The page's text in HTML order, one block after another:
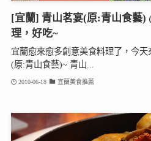
[宜蘭] 青山茗宴(原:青山食藝)
理，好吃~
宜蘭愈來愈多創意美食料理了，今
(原:青山食藝)~ 青山...
2010-06-18 宜蘭美食推薦